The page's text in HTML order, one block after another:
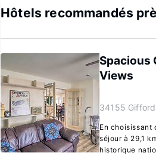
Hôtels recommandés
Spacious
Views
34155
En choisissant
séjour à 29,1
historique